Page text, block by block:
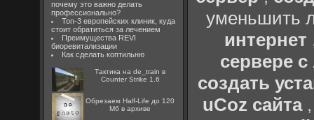
почему это важно делать
профессионально?
Топ-3 европейских клиник, куда
стоит обратиться за лечением
Преимущества REVI
биоревитализации
Как сделать коптильню
Тактика на de_train в
Counter Strike 1.6
Обрезаем Half-Life до 120
Мб в архиве
уменьшить
интернет
сервере
создать
uCoz сайта